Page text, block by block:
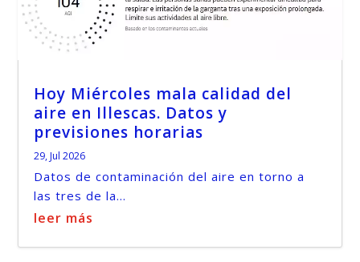
Hoy Miércoles mala calidad del
aire en Illescas. Datos y
previsiones horarias
29, Jul 2026
Datos de contaminación del aire en torno a
las tres de la...
leer más